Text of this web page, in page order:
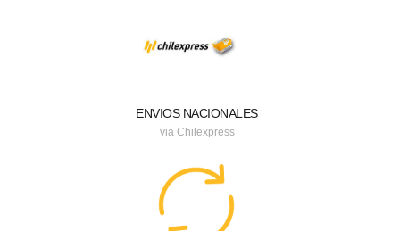
ENVIOS NACIONALES
via Chilexpress